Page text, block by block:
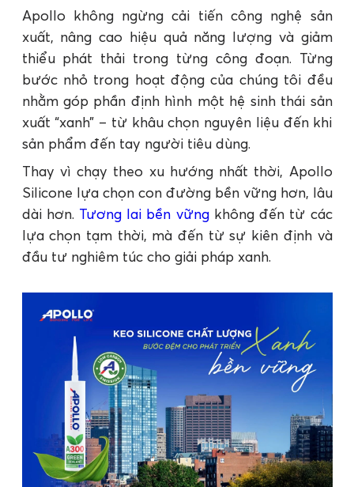
Apollo không ngừng cải tiến công nghệ sản
xuất, nâng cao hiệu quả năng lượng và giảm
thiểu phát thải trong từng công đoạn. Từng
bước nhỏ trong hoạt động của chúng tôi đều
nhằm góp phần định hình một hệ sinh thái sản
xuất “xanh” – từ khâu chọn nguyên liệu đến khi
sản phẩm đến tay người tiêu dùng.
Thay vì chạy theo xu hướng nhất thời, Apollo
Silicone lựa chọn con đường bền vững hơn, lâu
dài hơn. Tương lai bền vữngkhông đến từ các
lựa chọn tạm thời, mà đến từ sự kiên định và
đầu tư nghiêm túc cho giải pháp xanh.